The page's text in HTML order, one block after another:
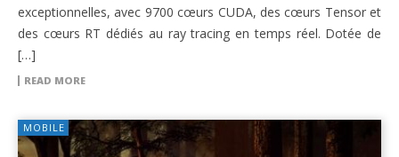
exceptionnelles, avec 9700 cœurs CUDA, des cœurs Tensor et
des cœurs RT dédiés au ray tracing en temps réel. Dotée de
[…]
READ MORE
MOBILE